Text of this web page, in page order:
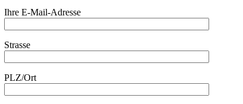
Ihre E-Mail-Adresse
Strasse
PLZ/Ort